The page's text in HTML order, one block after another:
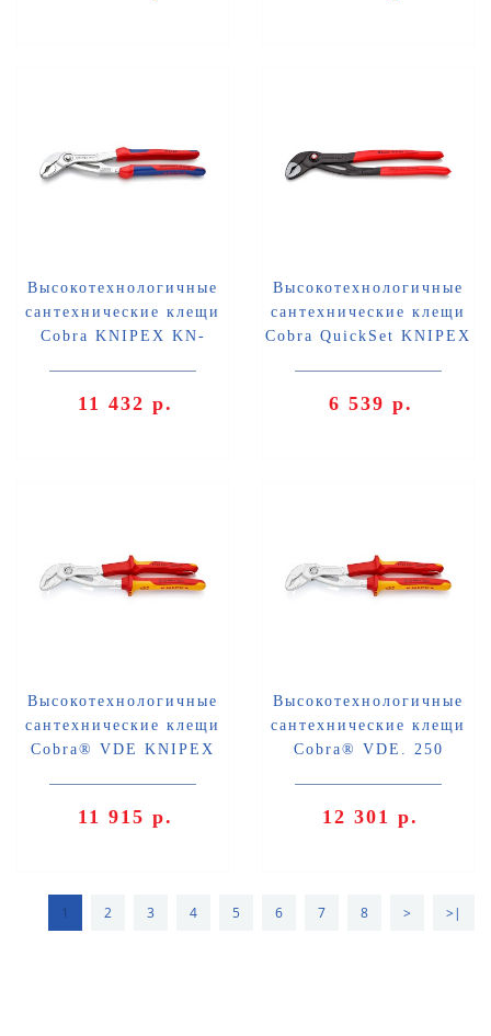
Высокотехнологичные
сантехнические клещи
Cobra KNIPEX KN-
11 432 р.
Высокотехнологичные
сантехнические клещи
Cobra QuickSet KNIPEX
6 539 р.
Высокотехнологичные
сантехнические клещи
Cobra® VDE KNIPEX
11 915 р.
Высокотехнологичные
сантехнические клещи
Cobra® VDE. 250
12 301 р.
1 2 3 4 5 6 7 8 > >|